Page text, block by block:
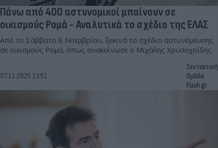
Πάνω από 400 αστυνομικοί μπαίνουν σε
οικισμούς Ρομά - Αναλυτικά το σχέδιο της ΕΛΑΣ
Από το Σάββατο 8 Νοεμβρίου, ξεκινά το σχέδιο αστυνόμευσης
σε οικισμούς Ρομά, όπως ανακοίνωσε ο Μιχάλης Χρυσοχοΐδης.
07.11.2025 13:51
Συντακτική
Ομάδα
Flash.gr